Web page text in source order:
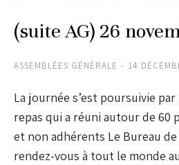
(suite AG) 26
ASSEMBLÉES GÉNÉRALE 14
La journée s’est poursuivie
repas qui a réuni autour de 60
et non adhérents Le Bureau
rendez-vous à tout le monde